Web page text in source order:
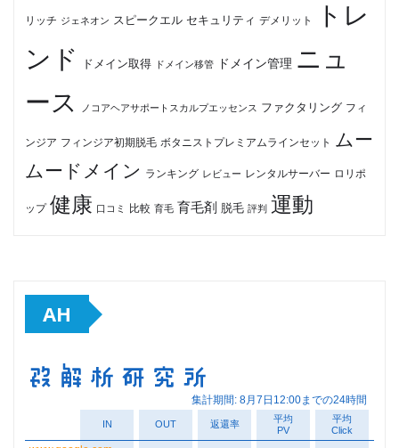
リッチ ジェネオン スピークエル セキュリティ デメリット
トレ
ンド
ドメイン取得 ドメイン移管 ドメイン管理 ニュ
ース
ノコアヘアサポートスカルプエッセンス ファクタリング フィ
ンジア フィンジア初期脱毛 ボタニストプレミアムラインセット ムー
ムードメイン ランキング レビュー レンタルサーバー ロリポ
ップ 健康 口コミ 比較 育毛 育毛剤 脱毛 評判 運動
AH